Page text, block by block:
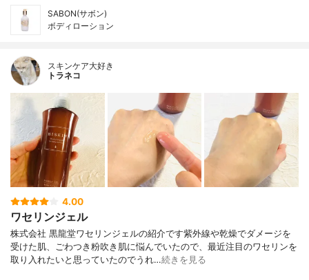
SABON(サボン)
ボディローション
スキンケア大好き
トラネコ
4.00
ワセリンジェル
株式会社 黒龍堂ワセリンジェルの紹介です紫外線や乾燥でダメージを
受けた肌、ごわつき粉吹き肌に悩んでいたので、最近注目のワセリンを
取り入れたいと思っていたのでうれ…続きを見る